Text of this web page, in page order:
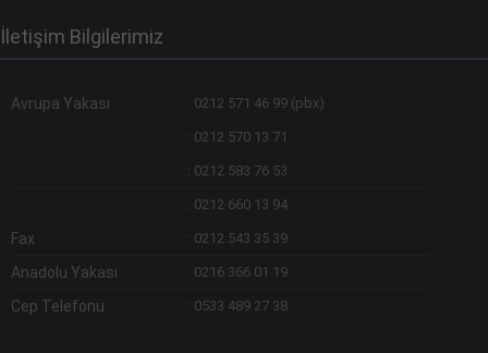
İletişim Bilgilerimiz
Avrupa Yakası : 0212 571 46 99 (pbx)
: 0212 570 13 71
: 0212 583 76 53
: 0212 660 13 94
Fax : 0212 543 35 39
Anadolu Yakası : 0216 366 01 19
Cep Telefonu : 0533 489 27 38
Devamını Gör